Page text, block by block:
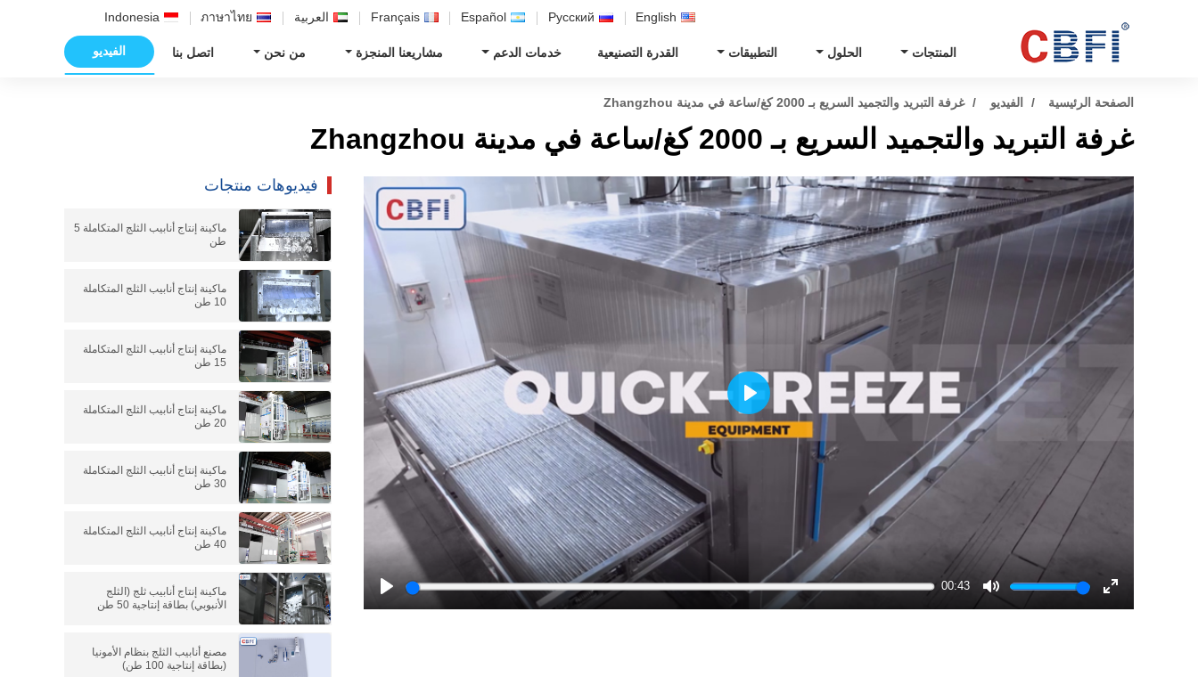
English
Русский
Español
Français العربية ภาษาไทย
Indonesia
المنتجات الحلول التطبيقات القدرة التصنيعية خدمات الدعم مشاريعنا المنجزة من نحن اتصل بنا الفيديو
الصفحة الرئيسية الفيديو غرفة التبريد والتجميد السريع بـ 2000 كغ/ساعة في مدينة Zhangzhou
غرفة التبريد والتجميد السريع بـ 2000 كغ/ساعة في مدينة Zhangzhou
Play
00:43
Mute
Enter
Play
فيديوهات منتجات
ماكينة إنتاج أنابيب الثلج المتكاملة 5
طن
ماكينة إنتاج أنابيب الثلج المتكاملة
10 طن
ماكينة إنتاج أنابيب الثلج المتكاملة
15 طن
ماكينة إنتاج أنابيب الثلج المتكاملة
20 طن
ماكينة إنتاج أنابيب الثلج المتكاملة
30 طن
ماكينة إنتاج أنابيب الثلج المتكاملة
40 طن
ماكينة إنتاج أنابيب ثلج (الثلج
الأنبوبي) بطاقة إنتاجية 50 طن
مصنع أنابيب الثلج بنظام الأمونيا
(بطاقة إنتاجية 100 طن)